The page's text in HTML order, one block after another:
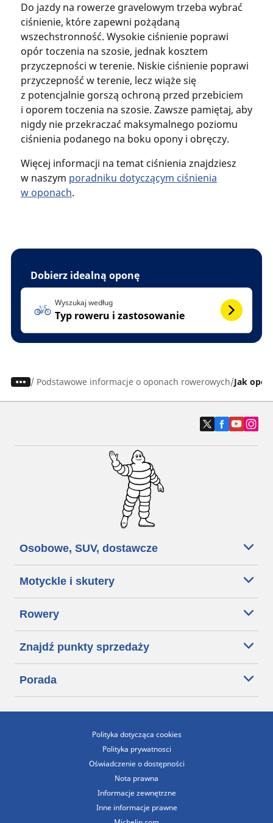
Do jazdy na rowerze gravelowym trzeba wybrać
ciśnienie, które zapewni pożądaną
wszechstronność. Wysokie ciśnienie poprawi
opór toczenia na szosie, jednak kosztem
przyczepności w terenie. Niskie ciśnienie poprawi
przyczepność w terenie, lecz wiąże się
z potencjalnie gorszą ochroną przed przebiciem
i oporem toczenia na szosie. Zawsze pamiętaj, aby
nigdy nie przekraczać maksymalnego poziomu
ciśnienia podanego na boku opony i obręczy.
Więcej informacji na temat ciśnienia znajdziesz
w naszym poradniku dotyczącym ciśnienia
w oponach.
Dobierz idealną oponę
Wyszukaj według
Typ roweru i zastosowanie
/ Podstawowe informacje o oponach rowerowych Jak opór
Osobowe, SUV, dostawcze
Motyckle i skutery
Rowery
Znajdź punkty sprzedaży
Porada
Polityka dotycząca cookies
Polityka prywatnosci
Oświadczenie o dostępności
Nota prawna
Informacje zewnętrzne
Inne informacje prawne